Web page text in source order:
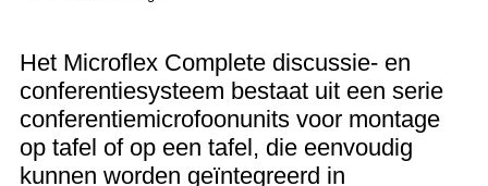
Het Microflex Complete discussie- en
conferentiesysteem bestaat uit een serie
conferentiemicrofoonunits voor montage
op tafel of op een tafel, die eenvoudig
kunnen worden geïntegreerd in